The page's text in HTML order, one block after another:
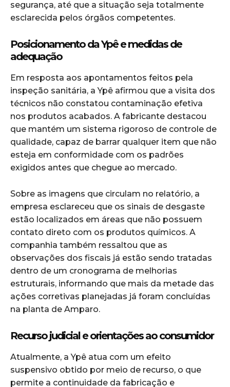
segurança, até que a situação seja totalmente
esclarecida pelos órgãos competentes.
Posicionamento da Ypê e medidas de
adequação
Em resposta aos apontamentos feitos pela
inspeção sanitária, a Ypê afirmou que a visita dos
técnicos não constatou contaminação efetiva
nos produtos acabados. A fabricante destacou
que mantém um sistema rigoroso de controle de
qualidade, capaz de barrar qualquer item que não
esteja em conformidade com os padrões
exigidos antes que chegue ao mercado.
Sobre as imagens que circulam no relatório, a
empresa esclareceu que os sinais de desgaste
estão localizados em áreas que não possuem
contato direto com os produtos químicos. A
companhia também ressaltou que as
observações dos fiscais já estão sendo tratadas
dentro de um cronograma de melhorias
estruturais, informando que mais da metade das
ações corretivas planejadas já foram concluídas
na planta de Amparo.
Recurso judicial e orientações ao consumidor
Atualmente, a Ypê atua com um efeito
suspensivo obtido por meio de recurso, o que
permite a continuidade da fabricação e